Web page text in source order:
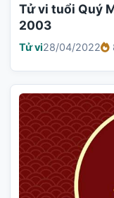
Tử vi tuổi Quý
2003
Tử vi28/04/2022